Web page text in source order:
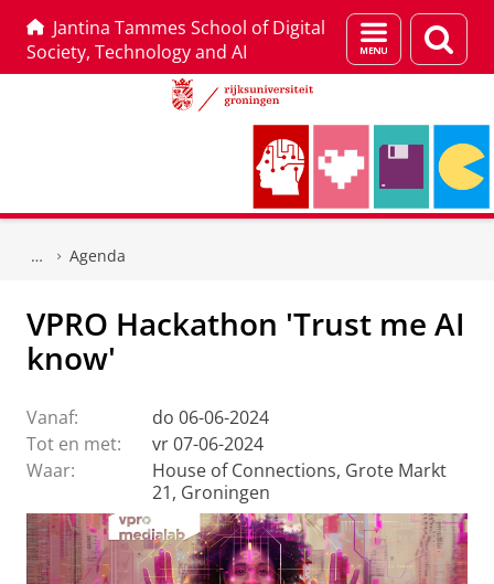
Jantina Tammes School of Digital
Society, Technology and AI
Menu
en
Agenda
VPRO Hackathon 'Trust me AI
know'
Vanaf:
do 06-06-2024
Tot en met:
vr 07-06-2024
Waar:
House of Connections, Grote Markt
21, Groningen